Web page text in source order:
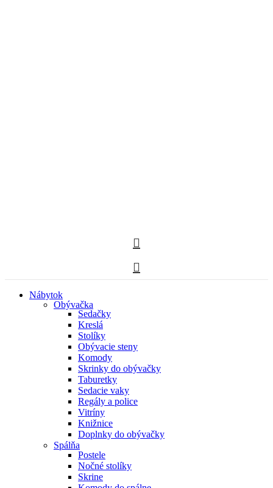
Nábytok
Obývačka
Sedačky
Kreslá
Stolíky
Obývacie steny
Komody
Skrinky do obývačky
Taburetky
Sedacie vaky
Regály a police
Vitríny
Knižnice
Doplnky do obývačky
Spálňa
Postele
Nočné stolíky
Skrine